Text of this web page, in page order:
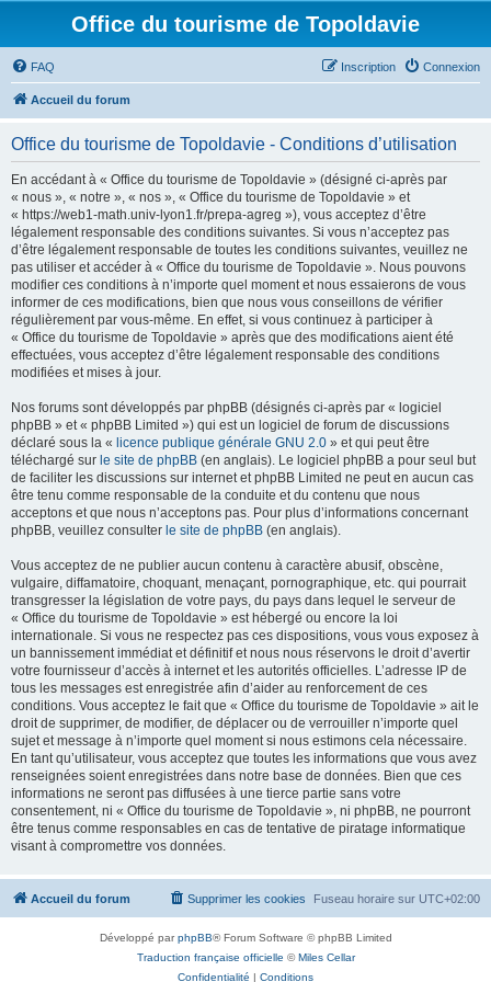
Office du tourisme de Topoldavie
FAQ Connexion
Inscription
Accueil du forum
Office du tourisme de Topoldavie - Conditions d’utilisation
En accédant à « Office du tourisme de Topoldavie » (désigné ci-après par
« nous », « notre », « nos », « Office du tourisme de Topoldavie » et
« https://web1-math.univ-lyon1.fr/prepa-agreg »), vous acceptez d’être
légalement responsable des conditions suivantes. Si vous n’acceptez pas
d’être légalement responsable de toutes les conditions suivantes, veuillez ne
pas utiliser et accéder à « Office du tourisme de Topoldavie ». Nous pouvons
modifier ces conditions à n’importe quel moment et nous essaierons de vous
informer de ces modifications, bien que nous vous conseillons de vérifier
régulièrement par vous-même. En effet, si vous continuez à participer à
« Office du tourisme de Topoldavie » après que des modifications aient été
effectuées, vous acceptez d’être légalement responsable des conditions
modifiées et mises à jour.
Nos forums sont développés par phpBB (désignés ci-après par « logiciel
phpBB » et « phpBB Limited ») qui est un logiciel de forum de discussions
déclaré sous la « licence publique générale GNU 2.0 » et qui peut être
téléchargé sur le site de phpBB (en anglais). Le logiciel phpBB a pour seul but
de faciliter les discussions sur internet et phpBB Limited ne peut en aucun cas
être tenu comme responsable de la conduite et du contenu que nous
acceptons et que nous n’acceptons pas. Pour plus d’informations concernant
phpBB, veuillez consulter le site de phpBB (en anglais).
Vous acceptez de ne publier aucun contenu à caractère abusif, obscène,
vulgaire, diffamatoire, choquant, menaçant, pornographique, etc. qui pourrait
transgresser la législation de votre pays, du pays dans lequel le serveur de
« Office du tourisme de Topoldavie » est hébergé ou encore la loi
internationale. Si vous ne respectez pas ces dispositions, vous vous exposez à
un bannissement immédiat et définitif et nous nous réservons le droit d’avertir
votre fournisseur d’accès à internet et les autorités officielles. L’adresse IP de
tous les messages est enregistrée afin d’aider au renforcement de ces
conditions. Vous acceptez le fait que « Office du tourisme de Topoldavie » ait le
droit de supprimer, de modifier, de déplacer ou de verrouiller n’importe quel
sujet et message à n’importe quel moment si nous estimons cela nécessaire.
En tant qu’utilisateur, vous acceptez que toutes les informations que vous avez
renseignées soient enregistrées dans notre base de données. Bien que ces
informations ne seront pas diffusées à une tierce partie sans votre
consentement, ni « Office du tourisme de Topoldavie », ni phpBB, ne pourront
être tenus comme responsables en cas de tentative de piratage informatique
visant à compromettre vos données.
Accueil du forum Fuseau horaire sur UTC+02:00
Supprimer les cookies
Développé parphpBB® Forum Software © phpBB Limited
Traduction française officielle ©Miles Cellar
Confidentialité | Conditions